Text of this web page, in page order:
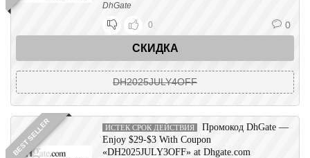
DhGate
0
0
СКИДКА
DH2025JULY4OFF
BEST SELLER ИСТЕК СРОК ДЕЙСТВИЯ
Промокод DhGate —
Enjoy $29-$3 With Coupon
«DH2025JULY3OFF» at Dhgate.com